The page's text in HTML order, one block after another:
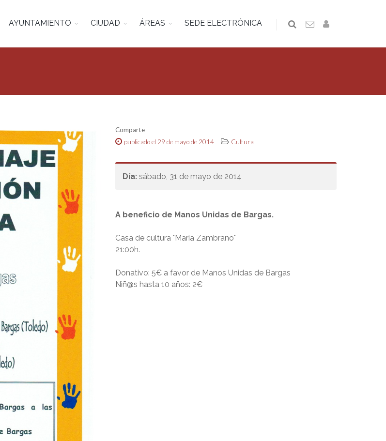
AYUNTAMIENTO CIUDAD ÁREAS SEDE ELECTRÓNICA
Comparte
publicado el 29 de mayo de 2014
Cultura
Día: sábado, 31 de mayo de 2014
A beneficio de Manos Unidas de Bargas.
Casa de cultura "Maria Zambrano"
21:00h.
Donativo: 5€ a favor de Manos Unidas de Bargas
Niñ@s hasta 10 años: 2€